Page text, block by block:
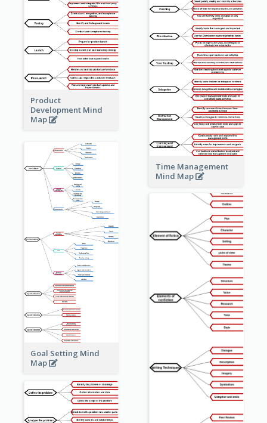
Product
Development Mind
Map
Time Management
Mind Map
Goal Setting Mind
Map